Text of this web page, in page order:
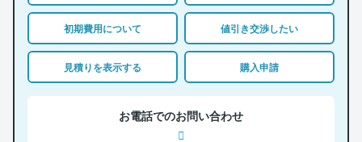
初期費用について 値引き交渉したい
見積りを表示する 購入申請
お電話でのお問い合わせ